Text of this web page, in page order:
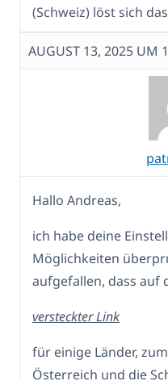
(Schweiz) löst sich
AUGUST 13, 2025 UM
Hallo Andreas,
ich habe deine
Möglichkeiten
aufgefallen, dass auf
versteckter Link
für einige Länder,
Österreich und die